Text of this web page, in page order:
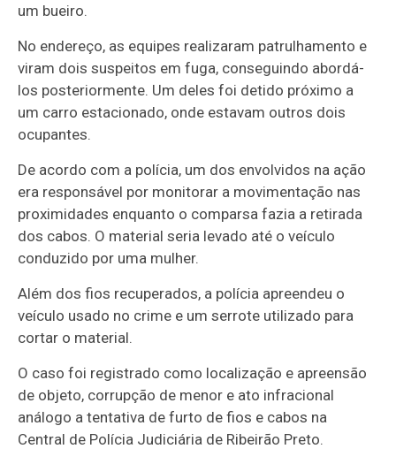
um bueiro.
No endereço, as equipes realizaram patrulhamento e
viram dois suspeitos em fuga, conseguindo abordá-
los posteriormente. Um deles foi detido próximo a
um carro estacionado, onde estavam outros dois
ocupantes.
De acordo com a polícia, um dos envolvidos na ação
era responsável por monitorar a movimentação nas
proximidades enquanto o comparsa fazia a retirada
dos cabos. O material seria levado até o veículo
conduzido por uma mulher.
Além dos fios recuperados, a polícia apreendeu o
veículo usado no crime e um serrote utilizado para
cortar o material.
O caso foi registrado como localização e apreensão
de objeto, corrupção de menor e ato infracional
análogo a tentativa de furto de fios e cabos na
Central de Polícia Judiciária de Ribeirão Preto.